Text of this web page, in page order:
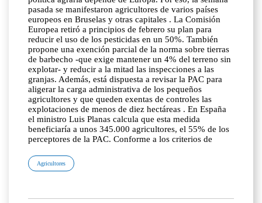
pasada se manifestaron agricultores de varios países
europeos en Bruselas y otras capitales . La Comisión
Europea retiró a principios de febrero su plan para
reducir el uso de los pesticidas en un 50%. También
propone una exención parcial de la norma sobre tierras
de barbecho -que exige mantener un 4% del terreno sin
explotar- y reducir a la mitad las inspecciones a las
granjas. Además, está dispuesta a revisar la PAC para
aligerar la carga administrativa de los pequeños
agricultores y que queden exentas de controles las
explotaciones de menos de diez hectáreas . En España
el ministro Luis Planas calcula que esta medida
beneficiaría a unos 345.000 agricultores, el 55% de los
perceptores de la PAC. Conforme a los criterios de
Agricultores